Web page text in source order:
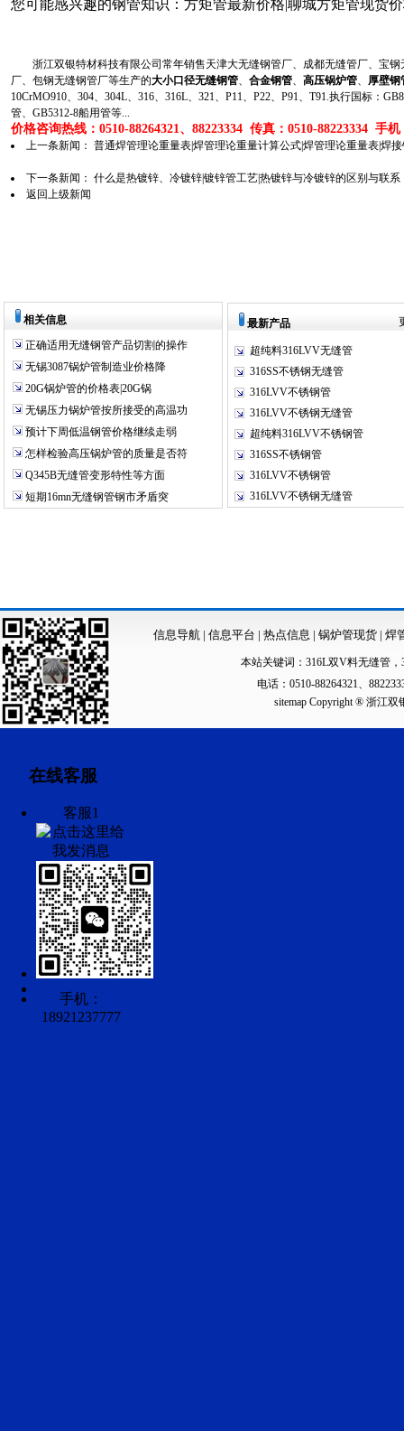
您可能感兴趣的钢管知识： 方矩管最新价格|聊城方矩管现货
浙江双银特材科技有限公司常年销售天津大无缝钢管厂、成都无缝管厂、宝钢
厂、包钢无缝钢管厂等生产的大小口径无缝钢管、 合金钢管、 高压锅炉管、
厚壁钢
10CrMO910、304、304L、316、316L、321、P11、P22、P91、T91.执行国标：
管、GB5312-8船用管等...
价格咨询热线：0510-88264321、88223334 传真：0510-88223334 手机
上一条新闻： 普通焊管理论重量表|焊管理论重量计算公式|焊管理论重量表|焊
下一条新闻： 什么是热镀锌、冷镀锌|镀锌管工艺|热镀锌与冷镀锌的区别与联系
返回上级新闻
相关信息
正确适用无缝钢管产品切割的操作
无锡3087锅炉管制造业价格降
20G锅炉管的价格表|20G锅
无锡压力锅炉管按所接受的高温功
预计下周低温钢管价格继续走弱
怎样检验高压锅炉管的质量是否符
Q345B无缝管变形特性等方面
短期16mn无缝钢管钢市矛盾突
最新产品
超纯料316LVV无缝管
316SS不锈钢无缝管
316LVV不锈钢管
316LVV不锈钢无缝管
超纯料316LVV不锈钢管
316SS不锈钢管
316LVV不锈钢管
316LVV不锈钢无缝管
信息导航| 信息平台 | 热点信息 | 锅炉管现货 | 焊
本站关键词： 316L双V料无缝管 ，
电话：0510-88264321、
sitemapCopyright ® 浙江双
在线客服
客服1
手机：
18921237777